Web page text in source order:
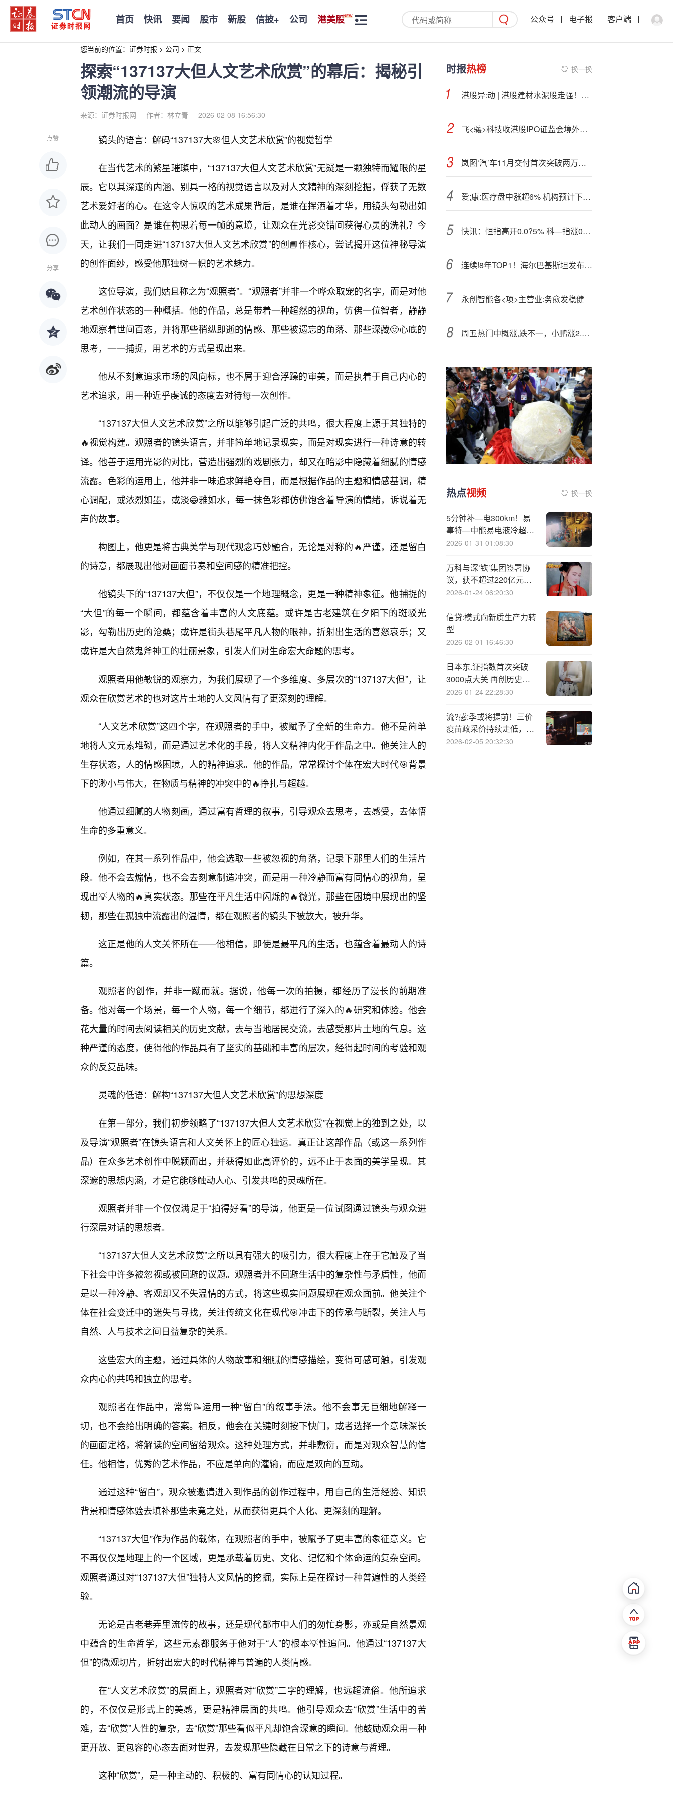
首页 快讯 要闻 股市 新股 信披+ 公司 港美股 公众号 电子报 客户端
您当前的位置： 证券时报 > 公司 > 正文
探索“137137大但人文艺术欣赏”的幕后：揭秘引
领潮流的导演
来源：证券时报网 作者：林立青 2026-02-08 16:56:30
点赞
分享
镜头的语言：解码“137137大🌸但人文艺术欣赏”的视觉哲学
在当代艺术的繁星璀璨中，“137137大但人文艺术欣赏”无疑是一颗独特而耀眼的星
辰。它以其深邃的内涵、别具一格的视觉语言以及对人文精神的深刻挖掘，俘获了无数
艺术爱好者的心。在这令人惊叹的艺术成果背后，是谁在挥洒着才华，用镜头勾勒出如
此动人的画面？是谁在构思着每一帧的意境，让观众在光影交错间获得心灵的洗礼？今
天，让我们一同走进“137137大但人文艺术欣赏”的创📘作核心，尝试揭开这位神秘导演
的创作面纱，感受他那独树一帜的艺术魅力。
这位导演，我们姑且称之为“观照者”。“观照者”并非一个哗众取宠的名字，而是对他
艺术创作状态的一种概括。他的作品，总是带着一种超然的视角，仿佛一位智者，静静
地观察着世间百态，并将那些稍纵即逝的情感、那些被遗忘的角落、那些深藏🙂心底的
思考，一一捕捉，用艺术的方式呈现出来。
他从不刻意追求市场的风向标，也不屑于迎合浮躁的审美，而是执着于自己内心的
艺术追求，用一种近乎虔诚的态度去对待每一次创作。
“137137大但人文艺术欣赏”之所以能够引起广泛的共鸣，很大程度上源于其独特的
🔥视觉构建。观照者的镜头语言，并非简单地记录现实，而是对现实进行一种诗意的转
译。他善于运用光影的对比，营造出强烈的戏剧张力，却又在暗影中隐藏着细腻的情感
流露。色彩的运用上，他并非一味追求鲜艳夺目，而是根据作品的主题和情感基调，精
心调配，或浓烈如墨，或淡😁雅如水，每一抹色彩都仿佛饱含着导演的情绪，诉说着无
声的故事。
构图上，他更是将古典美学与现代观念巧妙融合，无论是对称的🔥严谨，还是留白
的诗意，都展现出他对画面节奏和空间感的精准把控。
他镜头下的“137137大但”，不仅仅是一个地理概念，更是一种精神象征。他捕捉的
“大但”的每一个瞬间，都蕴含着丰富的人文底蕴。或许是古老建筑在夕阳下的斑驳光
影，勾勒出历史的沧桑；或许是街头巷尾平凡人物的眼神，折射出生活的喜怒哀乐；又
或许是大自然鬼斧神工的壮丽景象，引发人们对生命宏大命题的思考。
观照者用他敏锐的观察力，为我们展现了一个多维度、多层次的“137137大但”，让
观众在欣赏艺术的也对这片土地的人文风情有了更深刻的理解。
“人文艺术欣赏”这四个字，在观照者的手中，被赋予了全新的生命力。他不是简单
地将人文元素堆砌，而是通过艺术化的手段，将人文精神内化于作品之中。他关注人的
生存状态，人的情感困境，人的精神追求。他的作品，常常探讨个体在宏大时代🎯背景
下的渺小与伟大，在物质与精神的冲突中的🔥挣扎与超越。
他通过细腻的人物刻画，通过富有哲理的叙事，引导观众去思考，去感受，去体悟
生命的多重意义。
例如，在其一系列作品中，他会选取一些被忽视的角落，记录下那里人们的生活片
段。他不会去煽情，也不会去刻意制造冲突，而是用一种冷静而富有同情心的视角，呈
现出💡人物的🔥真实状态。那些在平凡生活中闪烁的🔥微光，那些在困境中展现出的坚
韧，那些在孤独中流露出的温情，都在观照者的镜头下被放大，被升华。
这正是他的人文关怀所在——他相信，即使是最平凡的生活，也蕴含着最动人的诗
篇。
观照者的创作，并非一蹴而就。据说，他每一次的拍摄，都经历了漫长的前期准
备。他对每一个场景，每一个人物，每一个细节，都进行了深入的🔥研究和体验。他会
花大量的时间去阅读相关的历史文献，去与当地居民交流，去感受那片土地的气息。这
种严谨的态度，使得他的作品具有了坚实的基础和丰富的层次，经得起时间的考验和观
众的反复品味。
灵魂的低语：解构“137137大但人文艺术欣赏”的思想深度
在第一部分，我们初步领略了“137137大但人文艺术欣赏”在视觉上的独到之处，以
及导演“观照者”在镜头语言和人文关怀上的匠心独运。真正让这部作品（或这一系列作
品）在众多艺术创作中脱颖而出，并获得如此高评价的，远不止于表面的美学呈现。其
深邃的思想内涵，才是它能够触动人心、引发共鸣的灵魂所在。
观照者并非一个仅仅满足于“拍得好看”的导演，他更是一位试图通过镜头与观众进
行深层对话的思想者。
“137137大但人文艺术欣赏”之所以具有强大的吸引力，很大程度上在于它触及了当
下社会中许多被忽视或被回避的议题。观照者并不回避生活中的复杂性与矛盾性，他而
是以一种冷静、客观却又不失温情的方式，将这些现实问题展现在观众面前。他关注个
体在社会变迁中的迷失与寻找，关注传统文化在现代🎯冲击下的传承与断裂，关注人与
自然、人与技术之间日益复杂的关系。
这些宏大的主题，通过具体的人物故事和细腻的情感描绘，变得可感可触，引发观
众内心的共鸣和独立的思考。
观照者在作品中，常常📝运用一种“留白”的叙事手法。他不会事无巨细地解释一
切，也不会给出明确的答案。相反，他会在关键时刻按下快门，或者选择一个意味深长
的画面定格，将解读的空间留给观众。这种处理方式，并非敷衍，而是对观众智慧的信
任。他相信，优秀的艺术作品，不应是单向的灌输，而应是双向的互动。
通过这种“留白”，观众被邀请进入到作品的创作过程中，用自己的生活经验、知识
背景和情感体验去填补那些未竟之处，从而获得更具个人化、更深刻的理解。
“137137大但”作为作品的载体，在观照者的手中，被赋予了更丰富的象征意义。它
不再仅仅是地理上的一个区域，更是承载着历史、文化、记忆和个体命运的复杂空间。
观照者通过对“137137大但”独特人文风情的挖掘，实际上是在探讨一种普遍性的人类经
验。
无论是古老巷弄里流传的故事，还是现代都市中人们的匆忙身影，亦或是自然景观
中蕴含的生命哲学，这些元素都服务于他对于“人”的根本💡性追问。他通过“137137大
但”的微观切片，折射出宏大的时代精神与普遍的人类情感。
在“人文艺术欣赏”的层面上，观照者对“欣赏”二字的理解，也远超流俗。他所追求
的，不仅仅是形式上的美感，更是精神层面的共鸣。他引导观众去“欣赏”生活中的苦
难，去“欣赏”人性的复杂，去“欣赏”那些看似平凡却饱含深意的瞬间。他鼓励观众用一种
更开放、更包容的心态去面对世界，去发现那些隐藏在日常之下的诗意与哲理。
这种“欣赏”，是一种主动的、积极的、富有同情心的认知过程。
时报热榜 换一换
港股异:动 | 港股建材水泥股走强！金隅集团涨超8%，华新水泥涨逾6%
飞<骧>科技收港股IPO证监会境外上市备案反馈：需说明历次增资及股权转让定价是否公允，撤回A股上市申请的原因
岚图‘汽’车11月交付首次突破两万辆 再创历史新高
爱;康:医疗盘中涨超6% 机构预计下半年公司业绩有望加速
快讯：恒指高开0.0?5% 科—指涨0.15% 博彩股延续涨势 中资券商股普涨
连续!8年TOP1！海尔巴基斯坦发布高端冰箱新品
永创智能各<项>主营业:务愈发稳健
周五热门中概涨,跌不一，小鹏涨2.43%，蔚来跌5.76%
热点视频 换一换
5分钟补—电300km！易
事特—中能易电液冷超充
桩，重新定义极致快充体
2026-01-31 01:08:30
万科与深‘铁’集团签署协
议，获不超过220亿元借
款额度
2026-01-24 06:20:30
信贷:模式向新质生产力转
型
2026-02-01 16:46:30
日本东.证指数首次突破
3000点大关 再创历史新
高
2026-01-24 22:28:30
流?感:季或将提前！三价
疫苗政采价持续走低，海
外玩家“返场”，流感疫苗
2026-02-05 20:32:30